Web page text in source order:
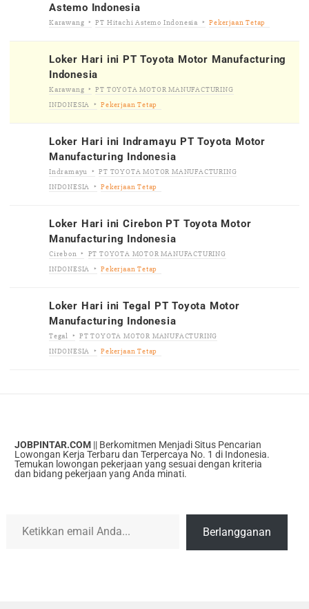
Astemo Indonesia
Karawang PT Hitachi Astemo Indonesia Pekerjaan Tetap
Loker Hari ini PT Toyota Motor Manufacturing
Indonesia
Karawang
PT TOYOTA MOTOR MANUFACTURING
INDONESIA
Pekerjaan Tetap
Loker Hari ini Indramayu PT Toyota Motor
Manufacturing Indonesia
Indramayu
PT TOYOTA MOTOR MANUFACTURING
INDONESIA
Pekerjaan Tetap
Loker Hari ini Cirebon PT Toyota Motor
Manufacturing Indonesia
Cirebon
PT TOYOTA MOTOR MANUFACTURING
INDONESIA
Pekerjaan Tetap
Loker Hari ini Tegal PT Toyota Motor
Manufacturing Indonesia
Tegal
PT TOYOTA MOTOR MANUFACTURING
INDONESIA
Pekerjaan Tetap
JOBPINTAR.COM|| Berkomitmen Menjadi Situs Pencarian
Lowongan Kerja Terbaru dan Terpercaya No. 1 di Indonesia.
Temukan lowongan pekerjaan yang sesuai dengan kriteria
dan bidang pekerjaan yang Anda minati.
Berlangganan